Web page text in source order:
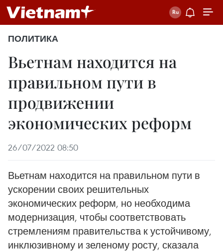
ПОЛИТИКА
Вьетнам находится на
правильном пути в
продвижении
экономических реформ
26/07/2022 08:50
Вьетнам находится на правильном пути в
ускорении своих решительных
экономических реформ, но необходима
модернизация, чтобы соответствовать
стремлениям правительства к устойчивому,
инклюзивному и зеленому росту, сказала